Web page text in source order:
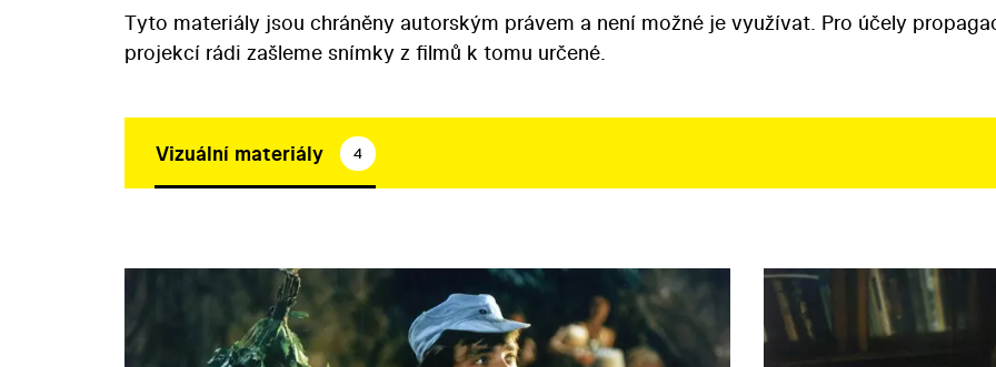
Tyto materiály jsou chráněny autorským právem a není možné je využívat. Pro účely
projekcí rádi zašleme snímky z filmů k tomu určené.
Vizuální materiály 4